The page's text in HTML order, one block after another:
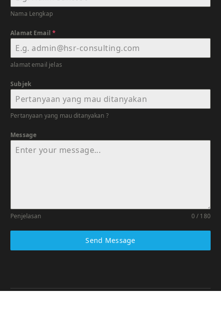
Nama Lengkap
Alamat Email*
alamat email jelas
Subjek
Pertanyaan yang mau ditanyakan ?
Message
Penjelasan 0 / 180
Send Message